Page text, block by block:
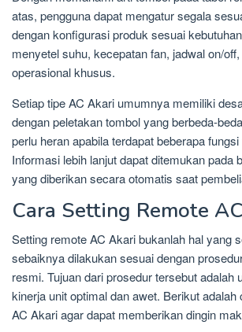
atas, pengguna dapat mengatur segala
dengan konfigurasi produk sesuai
menyetel suhu, kecepatan fan, jadwal on/
operasional khusus.
Setiap tipe AC Akari umumnya memiliki
dengan peletakan tombol yang berbeda-
perlu heran apabila terdapat beberapa
Informasi lebih lanjut dapat ditemukan pada
yang diberikan secara otomatis saat
Cara Setting Remote
Setting remote AC Akari bukanlah hal yang
sebaiknya dilakukan sesuai dengan
resmi. Tujuan dari prosedur tersebut adalah
kinerja unit optimal dan awet. Berikut
AC Akari agar dapat memberikan dingin